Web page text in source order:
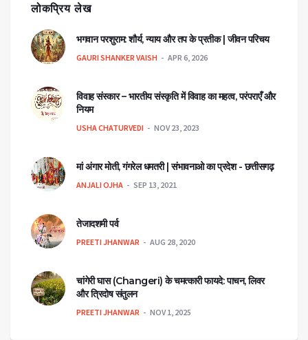
लोकप्रिय लेख
भगवान परशुराम: शौर्य, न्याय और तप के प्रतीक | जीवन परिचय
GAURI SHANKER VAISH APR 6, 2026
विवाह संस्कार – भारतीय संस्कृति में विवाह का महत्व, परंपराएँ और
नियम
USHA CHATURVEDI NOV 23, 2023
मां अंगार मोती, गंगरेल धमतरी | संभावनाओ का प्रदेश - छत्तीसगढ़
ANJALI OJHA SEP 13, 2021
तेजादशमी पर्व
PREETI JHANWAR AUG 28, 2020
चांगेरी घास (Changeri) के चमत्कारी फायदे: पाचन, लिवर
और त्रिदोष संतुलन
PREETI JHANWAR NOV 1, 2025